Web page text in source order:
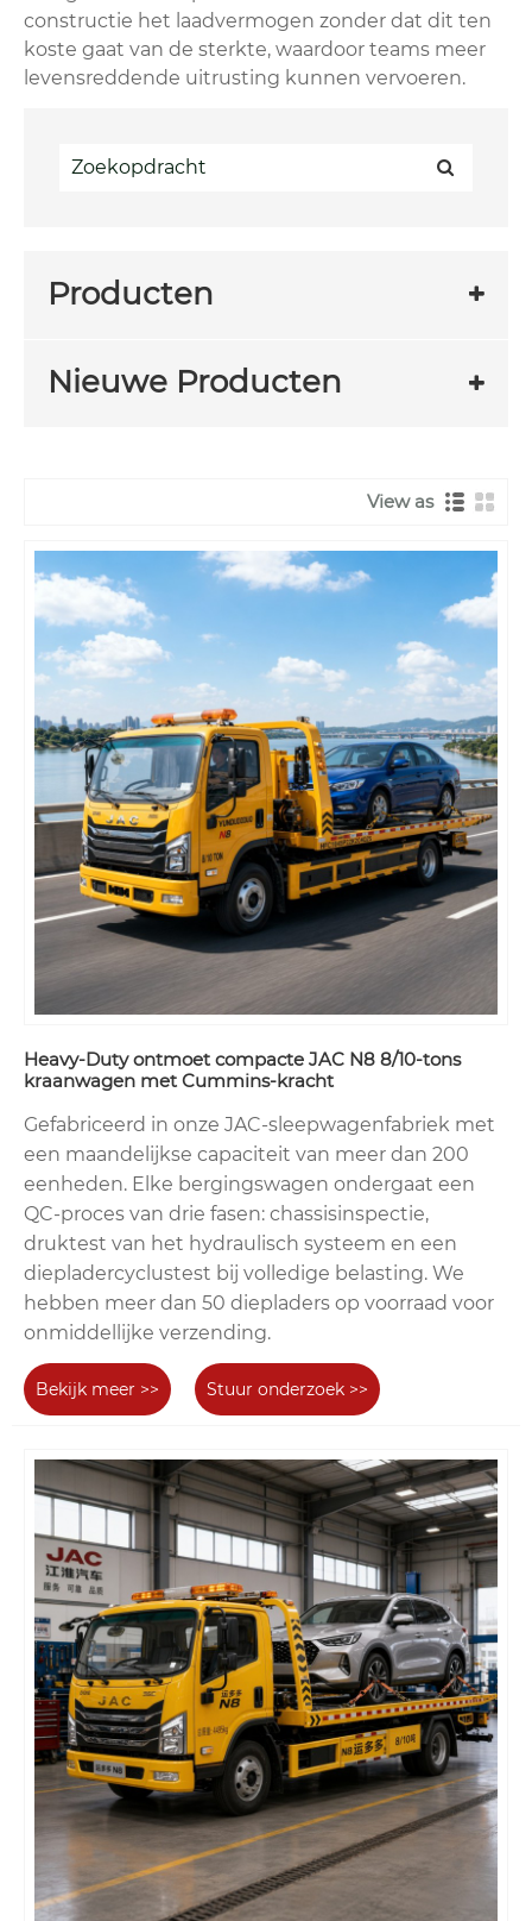
constructie het laadvermogen zonder dat dit ten
koste gaat van de sterkte, waardoor teams meer
levensreddende uitrusting kunnen vervoeren.
Producten
Nieuwe Producten
View as
Heavy-Duty ontmoet compacte JAC N8 8/10-tons
kraanwagen met Cummins-kracht
Gefabriceerd in onze JAC-sleepwagenfabriek met
een maandelijkse capaciteit van meer dan 200
eenheden. Elke bergingswagen ondergaat een
QC-proces van drie fasen: chassisinspectie,
druktest van het hydraulisch systeem en een
diepladercyclustest bij volledige belasting. We
hebben meer dan 50 diepladers op voorraad voor
onmiddellijke verzending.
Bekijk meer >> Stuur onderzoek >>